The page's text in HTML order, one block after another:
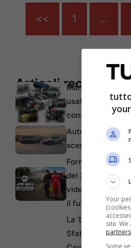
<< 1 …
Articoli recenti
Manutenzione
usata a lungo
consigli degli
Auto elettriche:
scegliere Audi
Formula 1, la
del 2026 arriva
videogiochi: F1
il futuro della
La ‘Luce’
Sfatare il Mito
Your
site.
Some